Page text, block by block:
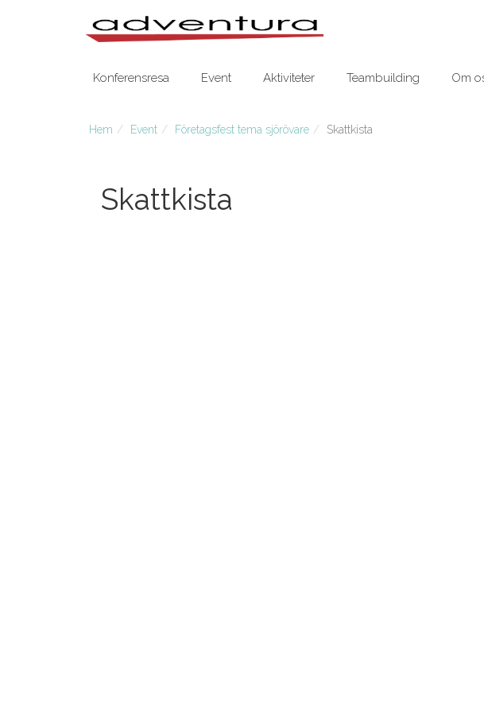
Konferensresa Event Aktiviteter Teambuilding Om
Hem Event Företagsfest tema sjörövare Skattkista
Skattkista